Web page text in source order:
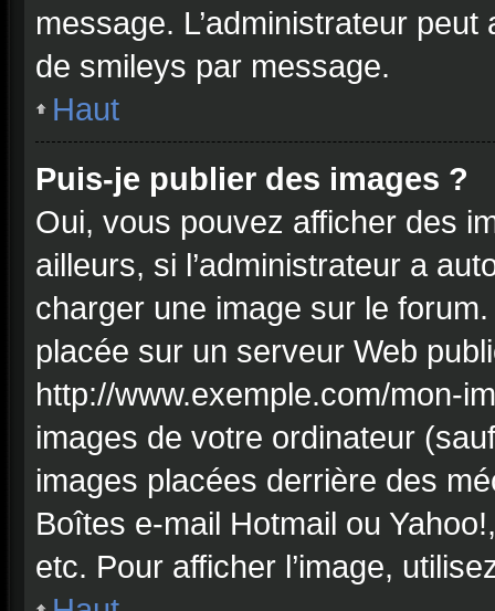
message. L’administrateur
de smileys par message.
Haut
Puis-je publier des images ?
Oui, vous pouvez afficher des
ailleurs, si l’administrateur a
charger une image sur le
placée sur un serveur Web
http://www.exemple.com/mon-
images de votre ordinateur
images placées derrière des
Boîtes e-mail Hotmail ou
etc. Pour afficher l’image,